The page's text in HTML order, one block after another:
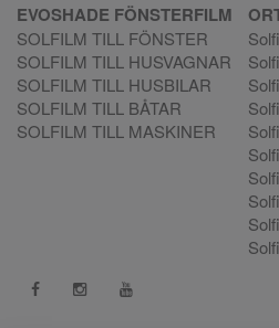
EVOSHADE FÖNSTERFILM
SOLFILM TILL FÖNSTER
SOLFILM TILL HUSVAGNAR
SOLFILM TILL HUSBILAR
SOLFILM TILL BÅTAR
SOLFILM TILL MASKINER